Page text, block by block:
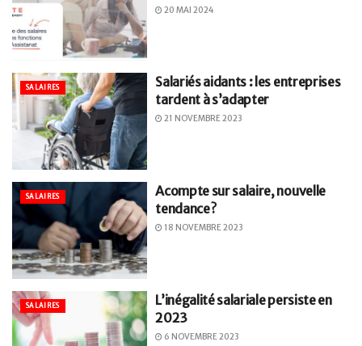
20 MAI 2024
SALAIRES
Salariés aidants : les entreprises
tardent à s’adapter
21 NOVEMBRE 2023
SALAIRES
Acompte sur salaire, nouvelle
tendance ?
18 NOVEMBRE 2023
SALAIRES
L’inégalité salariale persiste en
2023
6 NOVEMBRE 2023